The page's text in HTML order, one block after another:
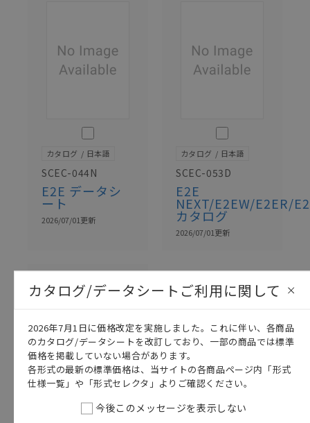
このカタログを選択
カタログ 日本語
SCEC-044N
E2E データシ
ート
2026/07/01更新
このカタログを選択
カタログ 日本語
SCEC-053D
E2E
NEXT/E2EW/E2ER/
カタログ
2026/07/01更新
このカタログを選択
カタログ/データシートご利用に関して
2026年7月1日に価格改定を実施しました。これに伴い、各商品
のカタログ/データシートを改訂しており、一部の商品では標準
価格を掲載していない場合があります。
各形式の最新の標準価格は、当サイトの各商品ページ内「形式
仕様一覧」や「形式セレクタ」よりご確認ください。
今後このメッセージを表示しない